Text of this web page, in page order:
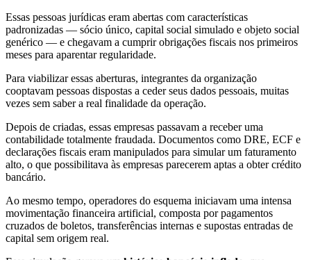
Essas pessoas jurídicas eram abertas com características
padronizadas — sócio único, capital social simulado e objeto social
genérico — e chegavam a cumprir obrigações fiscais nos primeiros
meses para aparentar regularidade.
Para viabilizar essas aberturas, integrantes da organização
cooptavam pessoas dispostas a ceder seus dados pessoais, muitas
vezes sem saber a real finalidade da operação.
Depois de criadas, essas empresas passavam a receber uma
contabilidade totalmente fraudada. Documentos como DRE, ECF e
declarações fiscais eram manipulados para simular um faturamento
alto, o que possibilitava às empresas parecerem aptas a obter crédito
bancário.
Ao mesmo tempo, operadores do esquema iniciavam uma intensa
movimentação financeira artificial, composta por pagamentos
cruzados de boletos, transferências internas e supostas entradas de
capital sem origem real.